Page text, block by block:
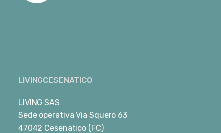
LIVINGCESENATICO
LIVING SAS
Sede operativa Via Squero 63
47042 Cesenatico (FC)